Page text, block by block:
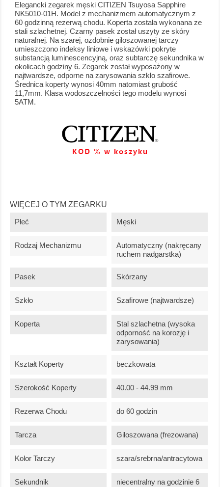
Elegancki zegarek męski CITIZEN Tsuyosa Sapphire
NK5010-01H. Model z mechanizmem automatycznym z
60 godzinną rezerwą chodu. Koperta została wykonana ze
stali szlachetnej. Czarny pasek został uszyty ze skóry
naturalnej. Na szarej, ozdobnie giloszowanej tarczy
umieszczono indeksy liniowe i wskazówki pokryte
substancją luminescencyjną, oraz subtarczę sekundnika w
okolicach godziny 6. Zegarek został wyposażony w
najtwardsze, odporne na zarysowania szkło szafirowe.
Średnica koperty wynosi 40mm natomiast grubość
11,7mm. Klasa wodoszczelności tego modelu wynosi
5ATM.
WIĘCEJ O TYM ZEGARKU
Płeć Męski
Rodzaj Mechanizmu
Automatyczny (nakręcany
ruchem nadgarstka)
Pasek Skórzany
Szkło Szafirowe (najtwardsze)
Koperta
Stal szlachetna (wysoka
odporność na korozję i
zarysowania)
Kształt Koperty beczkowata
Szerokość Koperty 40.00 - 44.99 mm
Rezerwa Chodu do 60 godzin
Tarcza Giloszowana (frezowana)
Kolor Tarczy szara/srebrna/antracytowa
Sekundnik niecentralny na godzinie 6